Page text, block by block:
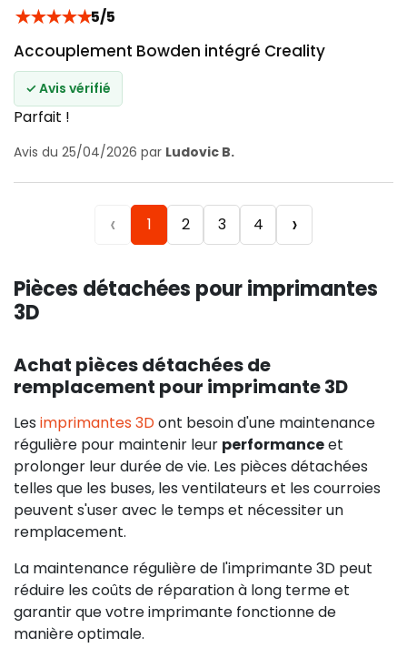
★★★★★5/5
Accouplement Bowden intégré Creality
✓ Avis vérifié
Parfait !
Avis du 25/04/2026 par Ludovic B.
‹ 1 2 3 4 ›
Pièces détachées pour imprimantes
3D
Achat pièces détachées de
remplacement pour imprimante 3D
Les imprimantes 3Dont besoin d'une maintenance
régulière pour maintenir leur performanceet
prolonger leur durée de vie. Les pièces détachées
telles que les buses, les ventilateurs et les courroies
peuvent s'user avec le temps et nécessiter un
remplacement.
La maintenance régulière de l'imprimante 3D peut
réduire les coûts de réparation à long terme et
garantir que votre imprimante fonctionne de
manière optimale.